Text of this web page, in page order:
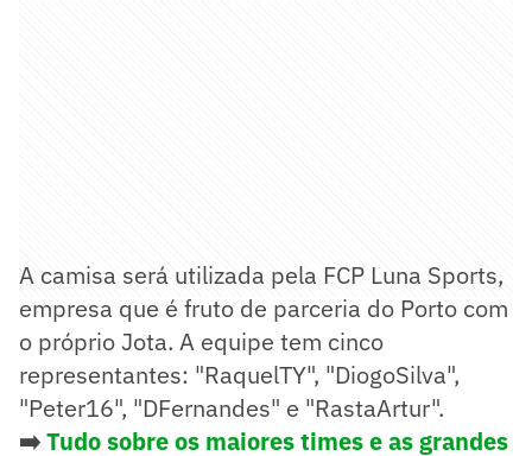
A camisa será utilizada pela FCP Luna Sports,
empresa que é fruto de parceria do Porto com
o próprio Jota. A equipe tem cinco
representantes: "RaquelTY", "DiogoSilva",
"Peter16", "DFernandes" e "RastaArtur".
➡️Tudo sobre os maiores times e as grandes